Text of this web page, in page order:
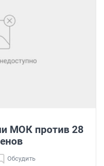
МОК против 28
Обсудить